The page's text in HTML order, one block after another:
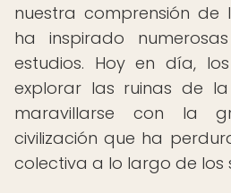
nuestra comprensión
ha inspirado
estudios. Hoy en día,
explorar las ruinas de
maravillarse con la
civilización que ha
colectiva a lo largo de los